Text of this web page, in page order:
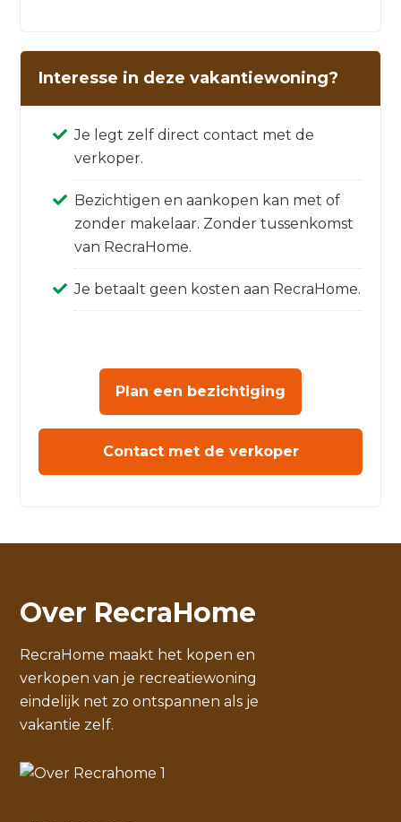
Interesse in deze vakantiewoning?
Je legt zelf direct contact met de
verkoper.
Bezichtigen en aankopen kan met of
zonder makelaar. Zonder tussenkomst
van RecraHome.
Je betaalt geen kosten aan RecraHome.
Plan een bezichtiging
Contact met de verkoper
Over RecraHome
RecraHome maakt het kopen en
verkopen van je recreatiewoning
eindelijk net zo ontspannen als je
vakantie zelf.